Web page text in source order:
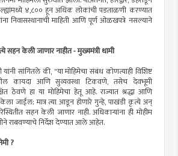
४,८०० हून अधिक लोकांची पडताळणी करण्यात
निवासस्थानाची माहिती आणि पूर्ण ओळखपत्रे नसल्याने
सहन केली जाणार नाहीत - मुख्यमंत्री धामी
यांनी सांगितले की, "या मोहिमेचा संबंध कोणत्याही विशिष्ट
कायदा आणि सुव्यवस्था टिकवणे, तसेच देवभूमी
ठेवणे हा या मोहिमेचा हेतू आहे. राज्यात श्रद्धा आणि
जाईल; मात्र त्या आडून होणारे गुन्हे, पाखंडी कृत्ये अन्
सहन केली जाणार नाही. अधिकार्‍यांना ही मोहीम
राबवण्याचे निर्देश देण्यात आले आहेत.
?